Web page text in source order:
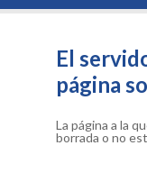
El
página
La página a la
borrada o no